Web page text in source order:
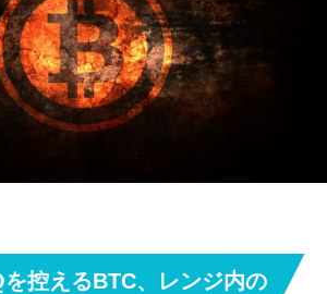
控えるBTC、レンジ内の